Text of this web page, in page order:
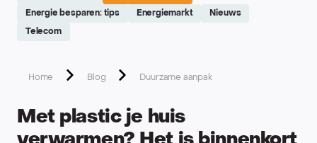
Energie besparen: tips Energiemarkt Nieuws
Telecom
Home Blog Duurzame aanpak
Met plastic je huis